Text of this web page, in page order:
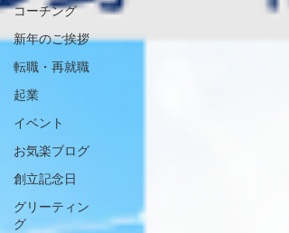
コーチング
新年のご挨拶
転職・再就職
起業
イベント
お気楽ブログ
創立記念日
グリーティン
グ